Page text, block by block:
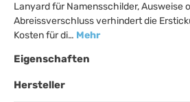
Lanyard für Namensschilder, Ausweise
Abreissverschluss verhindert die
Kosten für di… Mehr
Eigenschaften
Hersteller